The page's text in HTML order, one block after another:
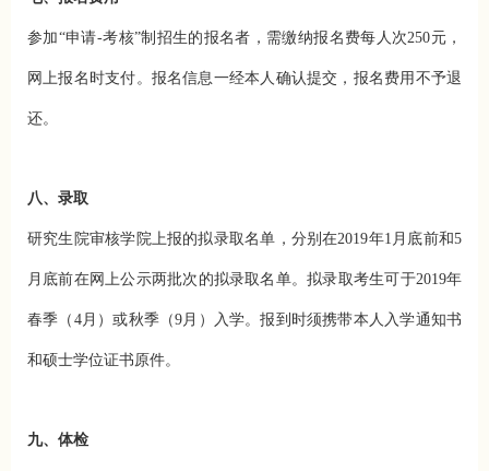
参加“申请-考核”制招生的报名者，需缴纳报名费每人次250元，
网上报名时支付。报名信息一经本人确认提交，报名费用不予退
还。
八、录取
研究生院审核学院上报的拟录取名单，分别在2019年1月底前和5
月底前在网上公示两批次的拟录取名单。拟录取考生可于2019年
春季（4月）或秋季（9月）入学。报到时须携带本人入学通知书
和硕士学位证书原件。
九、体检